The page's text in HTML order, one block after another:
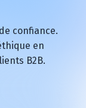
confiance.
en
B2B.